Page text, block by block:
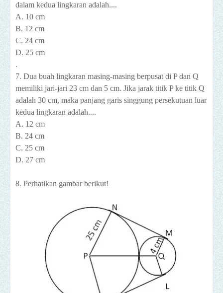
dalam kedua lingkaran adalah....
A. 10 cm
B. 12 cm
C. 24 cm
D. 25 cm
.
7. Dua buah lingkaran masing-masing berpusat di P dan Q
memiliki jari-jari 23 cm dan 5 cm. Jika jarak titik P ke titik Q
adalah 30 cm, maka panjang garis singgung persekutuan luar
kedua lingkaran adalah....
A. 12 cm
B. 24 cm
C. 25 cm
D. 27 cm
8. Perhatikan gambar berikut!